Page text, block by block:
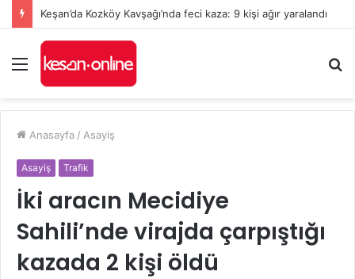
Keşan’da Kozköy Kavşağı’nda feci kaza: 9 kişi ağır yaralandı
Menü
...
Anasayfa / Asayiş
Asayiş Trafik
İki aracın Mecidiye
Sahili’nde virajda çarpıştığı
kazada 2 kişi öldü